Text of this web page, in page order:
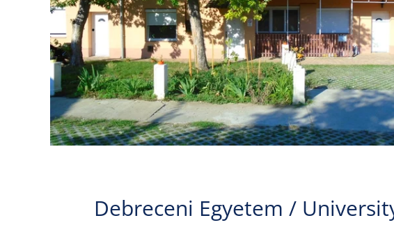
Debreceni Egyetem /